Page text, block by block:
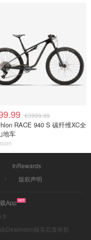
€3999.99
RACE 940 S 碳纤维XC全
地车
InRewards
版权声明
App
Dealmoon核实后发布折